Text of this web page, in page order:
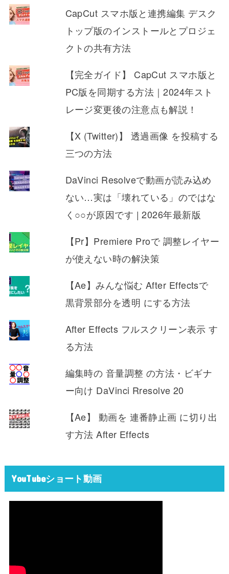
CapCut スマホ版と連携編集 デスク
トップ版のインストールとプロジェ
クトの共有方法
【完全ガイド】 CapCut スマホ版と
PC版を同期する方法｜2024年スト
レージ変更後の注意点も解説！
【X (Twitter)】 透過画像 を投稿する
三つの方法
DaVinci Resolveで動画が読み込め
ない…実は「壊れている」のではな
く○○が原因です | 2026年最新版
【Pr】Premiere Proで 調整レイヤー
が使えない時の解決策
【Ae】みんな悩む After Effectsで
黒背景部分を透明 にする方法
After Effects フルスクリーン表示 す
る方法
編集時の 音量調整 の方法・ビギナ
ー向け DaVinci Rresolve 20
【Ae】 動画を 連番静止画 に切り出
す方法 After Effects
YouTubeショート動画